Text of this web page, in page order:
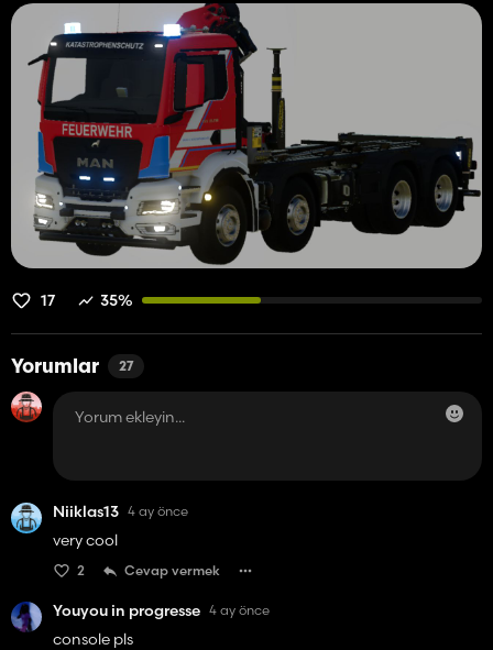
17 35%
Yorumlar 27
Niiklas13 4 ay önce
very cool
2 Cevap vermek
Youyou in progresse 4 ay önce
console pls